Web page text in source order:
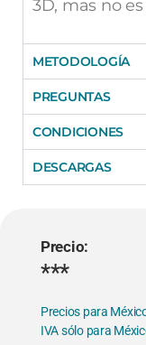
3D, mas no
METODOLOGÍA
PREGUNTAS
CONDICIONES
DESCARGAS
Precio:
***
Precios para
IVA sólo para